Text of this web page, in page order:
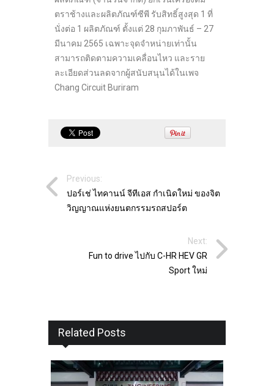
ตราช้างและผลิตภัณฑ์ซีพี รับสิทธิ์สูงสุด 1 ที่
นั่งต่อ 1 ผลิตภัณฑ์ ตั้งแต่ 28 กุมภาพันธ์ – 27
มีนาคม 2565 เฉพาะจุดจำหน่ายเท่านั้น
สามารถติดตามความเคลื่อนไหว และราย
ละเอียดส่วนลดจากผู้สนับสนุนได้ในเพจ
Chang Circuit Buriram
Previous:
ปอร์เช่ ไทคานน์ จีทีเอส กำเนิดใหม่ ของจิต
วิญญาณแห่งยนตกรรมรถสปอร์ต
Next:
Fun to drive ไปกับ C-HR HEV GR
Sport ใหม่
Related Posts